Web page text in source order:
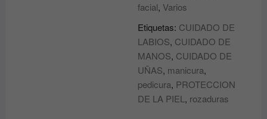
facial, Varios
Etiquetas: CUIDADO DE
LABIOS, CUIDADO DE
MANOS, CUIDADO DE
UÑAS, manicura,
pedicura, PROTECCION
DE LA PIEL , rozaduras